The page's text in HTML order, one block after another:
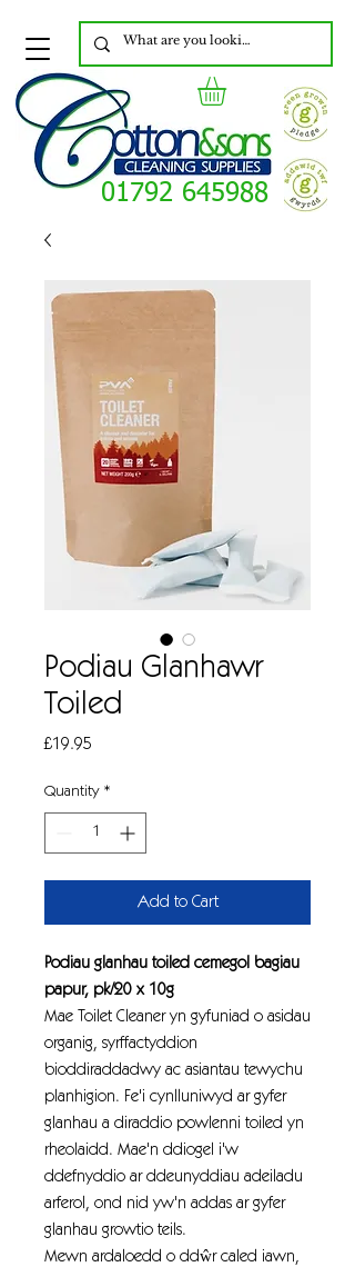
01792 645988
Podiau Glanhawr
Toiled
£19.95
Quantity *
Add to Cart
Podiau glanhau toiled cemegol bagiau
papur, pk/20 x 10g
Mae Toilet Cleaner yn gyfuniad o asidau
organig, syrffactyddion
bioddiraddadwy ac asiantau tewychu
planhigion. Fe'i cynlluniwyd ar gyfer
glanhau a diraddio powlenni toiled yn
rheolaidd. Mae'n ddiogel i'w
ddefnyddio ar ddeunyddiau adeiladu
arferol, ond nid yw'n addas ar gyfer
glanhau growtio teils.
Mewn ardaloedd o ddŵr caled iawn,